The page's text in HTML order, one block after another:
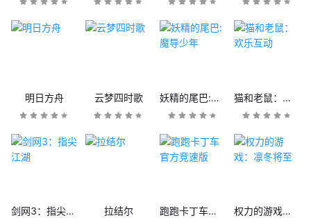
明日方舟 云梦四时歌 妖精的尾巴:魔导少年 猫和老鼠：欢乐互动
剑网3：指尖江湖 拉结尔 跑跑卡丁车官方竞速版 权力的游戏：凛冬将至